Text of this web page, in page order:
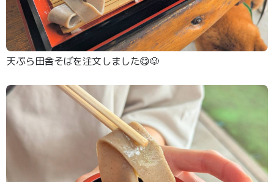
天ぷら田舎そばを注文しました😋🐶